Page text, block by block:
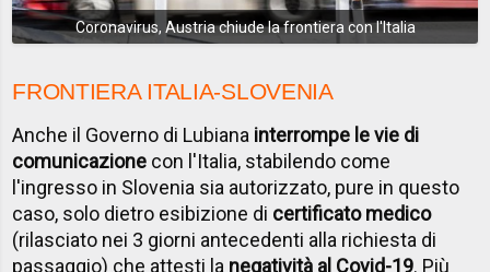
Coronavirus, Austria chiude la frontiera con l'Italia
FRONTIERA ITALIA-SLOVENIA
Anche il Governo di Lubiana interrompe le vie di
comunicazione con l'Italia, stabilendo come
l'ingresso in Slovenia sia autorizzato, pure in questo
caso, solo dietro esibizione di certificato medico
(rilasciato nei 3 giorni antecedenti alla richiesta di
passaggio) che attesti la negatività al Covid-19. Più